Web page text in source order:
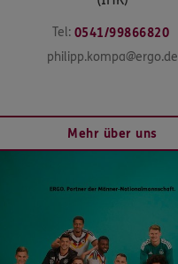
Tel: 0541/99866820
philipp.kompa@ergo.de
Mehr über uns